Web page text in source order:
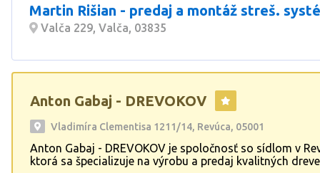
Martin Rišian - predaj a montáž streš.
Valča 229, Valča, 03835
Anton Gabaj - DREVOKOV
Vladimíra Clementisa 1211/14, Revúca, 05001
Anton Gabaj - DREVOKOV je spoločnosť so sídlom v
ktorá sa špecializuje na výrobu a predaj kvalitných